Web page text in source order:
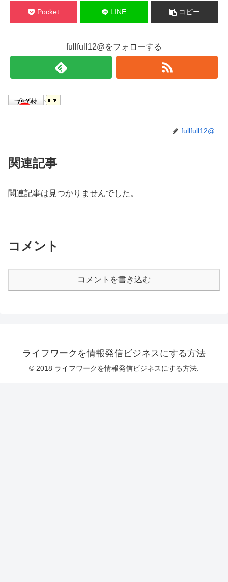
Pocket LINE コピー
fullfull12@をフォローする
fullfull12@
関連記事
関連記事は見つかりませんでした。
コメント
コメントを書き込む
ライフワークを情報発信ビジネスにする方法
© 2018 ライフワークを情報発信ビジネスにする方法.